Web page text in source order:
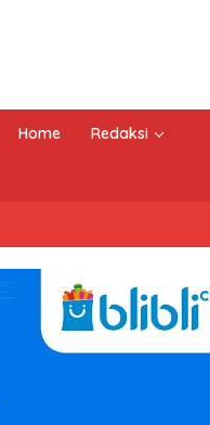
Home Redaksi